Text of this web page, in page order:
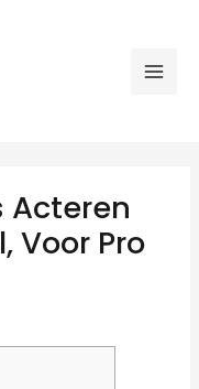
Acteren
Voor Pro